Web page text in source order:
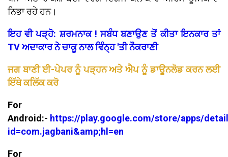
ਨਿਭਾ ਰਹੇ ਹਨ।
ਇਹ ਵੀ ਪੜ੍ਹੋ: ਸ਼ਰਮਨਾਕ ! ਸਬੰਧ ਬਣਾਉਣ ਤੋਂ ਕੀਤਾ ਇਨਕਾਰ ਤਾਂ
TV ਅਦਾਕਾਰ ਨੇ ਚਾਕੂ ਨਾਲ ਵਿੰਨ੍ਹ 'ਤੀ ਨੌਕਰਾਣੀ
ਜਗ ਬਾਣੀ ਈ-ਪੇਪਰ ਨੂੰ ਪੜ੍ਹਨ ਅਤੇ ਐਪ ਨੂੰ ਡਾਊਨਲੋਡ ਕਰਨ ਲਈ
ਇੱਥੇ ਕਲਿੱਕ ਕਰੋ
For
Android:- https://play.google.com/store/apps/
id=com.jagbani&amp;hl=en
For